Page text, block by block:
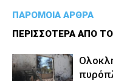
ΠΑΡΟΜΟΙΑ ΑΡΘΡΑ
ΠΕΡΙΣΣΟΤΕΡΑ ΑΠΟ